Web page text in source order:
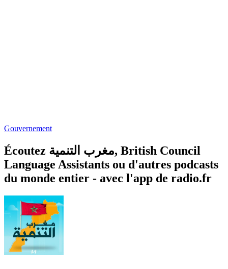
Gouvernement
Écoutez مغرب التنمية, British Council
Language Assistants ou d'autres podcasts
du monde entier - avec l'app de radio.fr